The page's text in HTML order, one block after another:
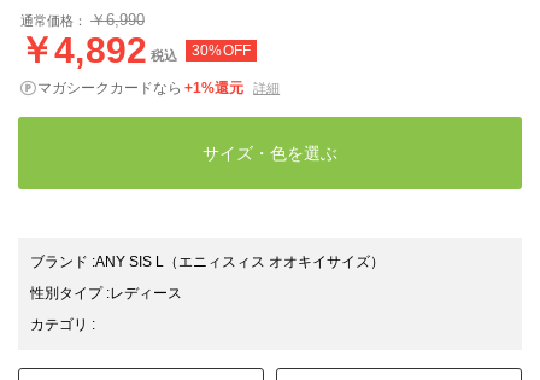
通常価格： ￥6,990
￥4,892 税込 30%OFF
マガシークカードなら +1%還元 詳細
サイズ・色を選ぶ
ブランド :ANY SIS L
（エニィスィス オオキイサイズ）
性別タイプ:レディース
カテゴリ :